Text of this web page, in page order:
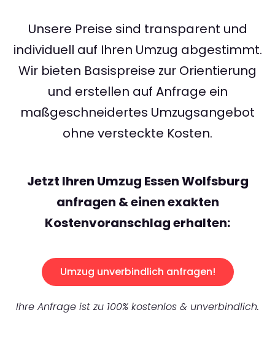
Unsere Preise sind transparent und
individuell auf Ihren Umzug abgestimmt.
Wir bieten Basispreise zur Orientierung
und erstellen auf Anfrage ein
maßgeschneidertes Umzugsangebot
ohne versteckte Kosten.
Jetzt Ihren Umzug Essen Wolfsburg
anfragen & einen exakten
Kostenvoranschlag erhalten:
Umzug unverbindlich anfragen!
Ihre Anfrage ist zu 100% kostenlos & unverbindlich.